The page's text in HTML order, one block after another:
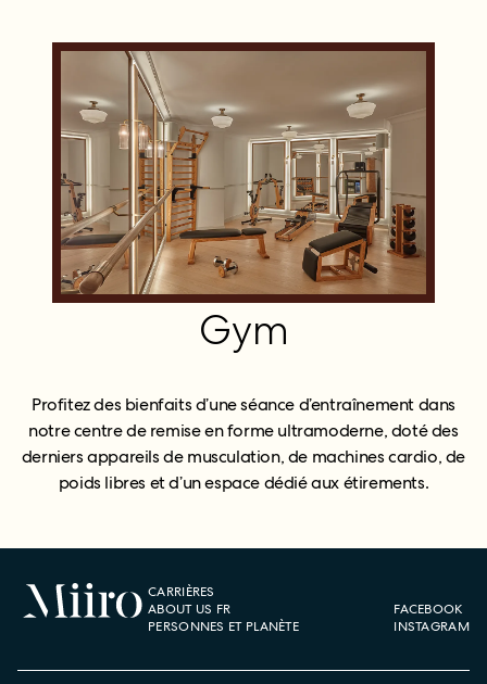
Gym
Profitez des bienfaits d’une séance d’entraînement dans
notre centre de remise en forme ultramoderne, doté des
derniers appareils de musculation, de machines cardio, de
poids libres et d’un espace dédié aux étirements.
CARRIÈRES
ABOUT US FR
PERSONNES ET PLANÈTE
FACEBOOK
INSTAGRAM